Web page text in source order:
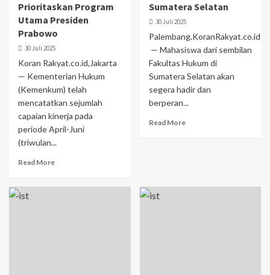
Prioritaskan Program
Utama Presiden
Prabowo
30 Juli 2025
Koran Rakyat.co.id,Jakarta
— Kementerian Hukum
(Kemenkum) telah
mencatatkan sejumlah
capaian kinerja pada
periode April-Juni
(triwulan...
Read More
Sumatera Selatan
30 Juli 2025
Palembang.KoranRakyat.co.id
— Mahasiswa dari sembilan
Fakultas Hukum di
Sumatera Selatan akan
segera hadir dan
berperan...
Read More